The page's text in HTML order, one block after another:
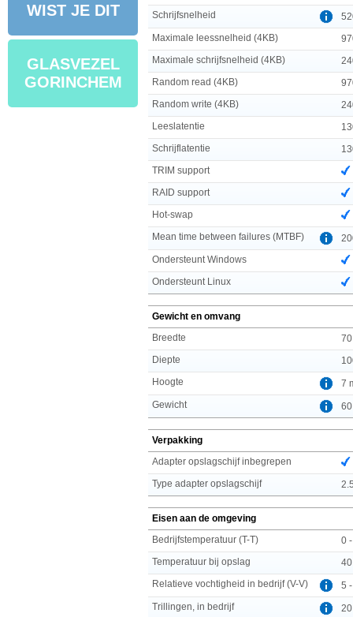
WIST JE DIT
GLASVEZEL
GORINCHEM
Schrijfsnelheid
Maximale leessnelheid (4KB)
Maximale schrijfsnelheid (4KB)
Random read (4KB)
Random write (4KB)
Leeslatentie
Schrijflatentie
TRIM support
RAID support
Hot-swap
Mean time between failures (MTBF)
Ondersteunt Windows
Ondersteunt Linux
Gewicht en omvang
Breedte
Diepte
Hoogte
7
Gewicht
Verpakking
Adapter opslagschijf inbegrepen
Type adapter opslagschijf
Eisen aan de omgeving
Bedrijfstemperatuur (T-T)
0
Temperatuur bij opslag
Relatieve vochtigheid in bedrijf (V-V)
5
Trillingen, in bedrijf